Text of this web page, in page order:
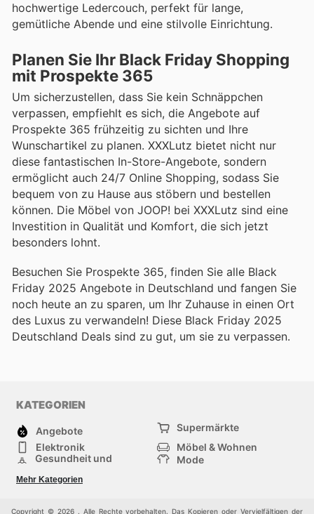
hochwertige Ledercouch, perfekt für lange,
gemütliche Abende und eine stilvolle Einrichtung.
Planen Sie Ihr Black Friday Shopping
mit Prospekte 365
Um sicherzustellen, dass Sie kein Schnäppchen
verpassen, empfiehlt es sich, die Angebote auf
Prospekte 365 frühzeitig zu sichten und Ihre
Wunschartikel zu planen. XXXLutz bietet nicht nur
diese fantastischen In-Store-Angebote, sondern
ermöglicht auch 24/7 Online Shopping, sodass Sie
bequem von zu Hause aus stöbern und bestellen
können. Die Möbel von JOOP! bei XXXLutz sind eine
Investition in Qualität und Komfort, die sich jetzt
besonders lohnt.
Besuchen Sie Prospekte 365, finden Sie alle Black
Friday 2025 Angebote in Deutschland und fangen Sie
noch heute an zu sparen, um Ihr Zuhause in einen Ort
des Luxus zu verwandeln! Diese Black Friday 2025
Deutschland Deals sind zu gut, um sie zu verpassen.
KATEGORIEN
Angebote
Supermärkte
Elektronik
Möbel & Wohnen
Gesundheit und
Mode
Sportartikel und
Sportbekleidung
Einkaufzentren
Andere
Mehr Kategorien
Copyright © 2026 . Alle Rechte vorbehalten. Das Kopieren oder Vervielfältigen der